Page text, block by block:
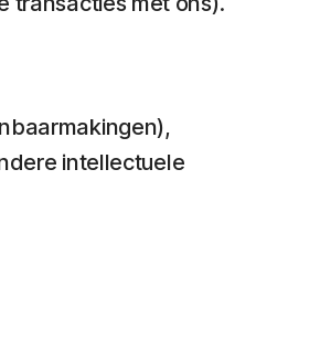
intellectuele